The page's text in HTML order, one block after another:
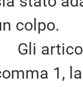
colpo.
Gli articoli
1,